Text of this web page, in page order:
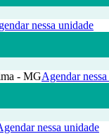
nessa unidade
- MGAgendar
nessa unidade